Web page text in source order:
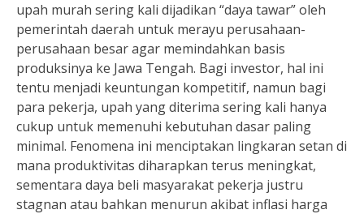
upah murah sering kali dijadikan “daya tawar” oleh
pemerintah daerah untuk merayu perusahaan-
perusahaan besar agar memindahkan basis
produksinya ke Jawa Tengah. Bagi investor, hal ini
tentu menjadi keuntungan kompetitif, namun bagi
para pekerja, upah yang diterima sering kali hanya
cukup untuk memenuhi kebutuhan dasar paling
minimal. Fenomena ini menciptakan lingkaran setan di
mana produktivitas diharapkan terus meningkat,
sementara daya beli masyarakat pekerja justru
stagnan atau bahkan menurun akibat inflasi harga